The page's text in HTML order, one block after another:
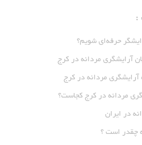
:
حرفه‌ای شویم؟
آرایشگری مردانه در کرج
مردانه در کرج کجاست؟
در ايران
چقدر است ؟